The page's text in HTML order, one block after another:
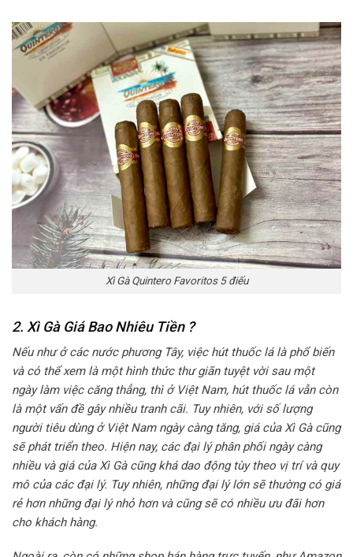
Xì Gà Quintero Favoritos 5 điếu
2. Xì Gà Giá Bao Nhiêu Tiền ?
Nếu như ở các nước phương Tây, việc hút thuốc lá là phổ biến
và có thể xem là một hình thức thư giãn tuyệt vời sau một
ngày làm việc căng thẳng, thì ở Việt Nam, hút thuốc lá vẫn còn
là một vấn đề gây nhiều tranh cãi. Tuy nhiên, với số lượng
người tiêu dùng ở Việt Nam ngày càng tăng, giá của Xì Gà cũng
sẽ phát triển theo. Hiện nay, các đại lý phân phối ngày càng
nhiều và giá của Xì Gà cũng khá dao động tùy theo vị trí và quy
mô của các đại lý. Tuy nhiên, những đại lý lớn sẽ thường có giá
rẻ hơn những đại lý nhỏ hơn và cũng sẽ có nhiều ưu đãi hơn
cho khách hàng.